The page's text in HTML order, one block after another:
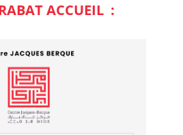
ACCUEIL :